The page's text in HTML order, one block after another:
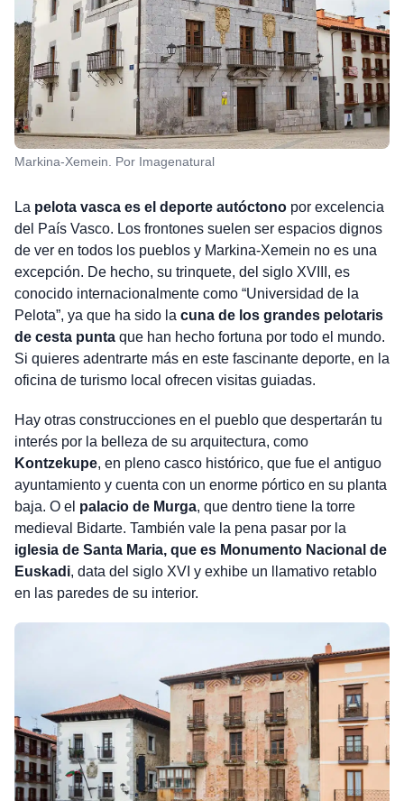
Markina-Xemein. Por Imagenatural
La pelota vasca es el deporte autóctonopor excelencia
del País Vasco. Los frontones suelen ser espacios dignos
de ver en todos los pueblos y Markina-Xemein no es una
excepción. De hecho, su trinquete, del siglo XVIII, es
conocido internacionalmente como “Universidad de la
Pelota”, ya que ha sido la cuna de los grandes pelotaris
de cesta puntaque han hecho fortuna por todo el mundo.
Si quieres adentrarte más en este fascinante deporte, en la
oficina de turismo local ofrecen visitas guiadas.
Hay otras construcciones en el pueblo que despertarán tu
interés por la belleza de su arquitectura, como
Kontzekupe, en pleno casco histórico, que fue el antiguo
ayuntamiento y cuenta con un enorme pórtico en su planta
baja. O el palacio de Murga, que dentro tiene la torre
medieval Bidarte. También vale la pena pasar por la
iglesia de Santa Maria, que es Monumento Nacional de
Euskadi, data del siglo XVI y exhibe un llamativo retablo
en las paredes de su interior.